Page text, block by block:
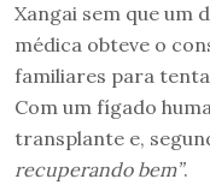
Xangai sem que um
médica obteve o
familiares para
Com um fígado
transplante e,
recuperando bem”.